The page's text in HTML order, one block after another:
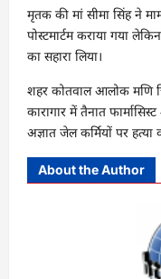
मृतक की मां सीमा सिंह ने
पोस्टमार्टम कराया गया
का सहारा लिया।
शहर कोतवाल आलोक मणि
कारागार में तैनात
अज्ञात जेल कर्मियों पर
About the Author